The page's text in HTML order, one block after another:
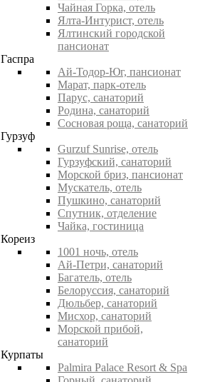
Чайная Горка, отель
Ялта-Интурист, отель
Ялтинский городской
пансионат
Гаспра
Ай-Тодор-Юг, пансионат
Марат, парк-отель
Парус, санаторий
Родина, санаторий
Сосновая роща, санаторий
Гурзуф
Gurzuf Sunrise, отель
Гурзуфский, санаторий
Морской бриз, пансионат
Мускатель, отель
Пушкино, санаторий
Спутник, отделение
Чайка, гостиница
Кореиз
1001 ночь, отель
Ай-Петри, санаторий
Багатель, отель
Белоруссия, санаторий
Дюльбер, санаторий
Мисхор, санаторий
Морской прибой,
санаторий
Курпаты
Palmira Palace Resort & Spa